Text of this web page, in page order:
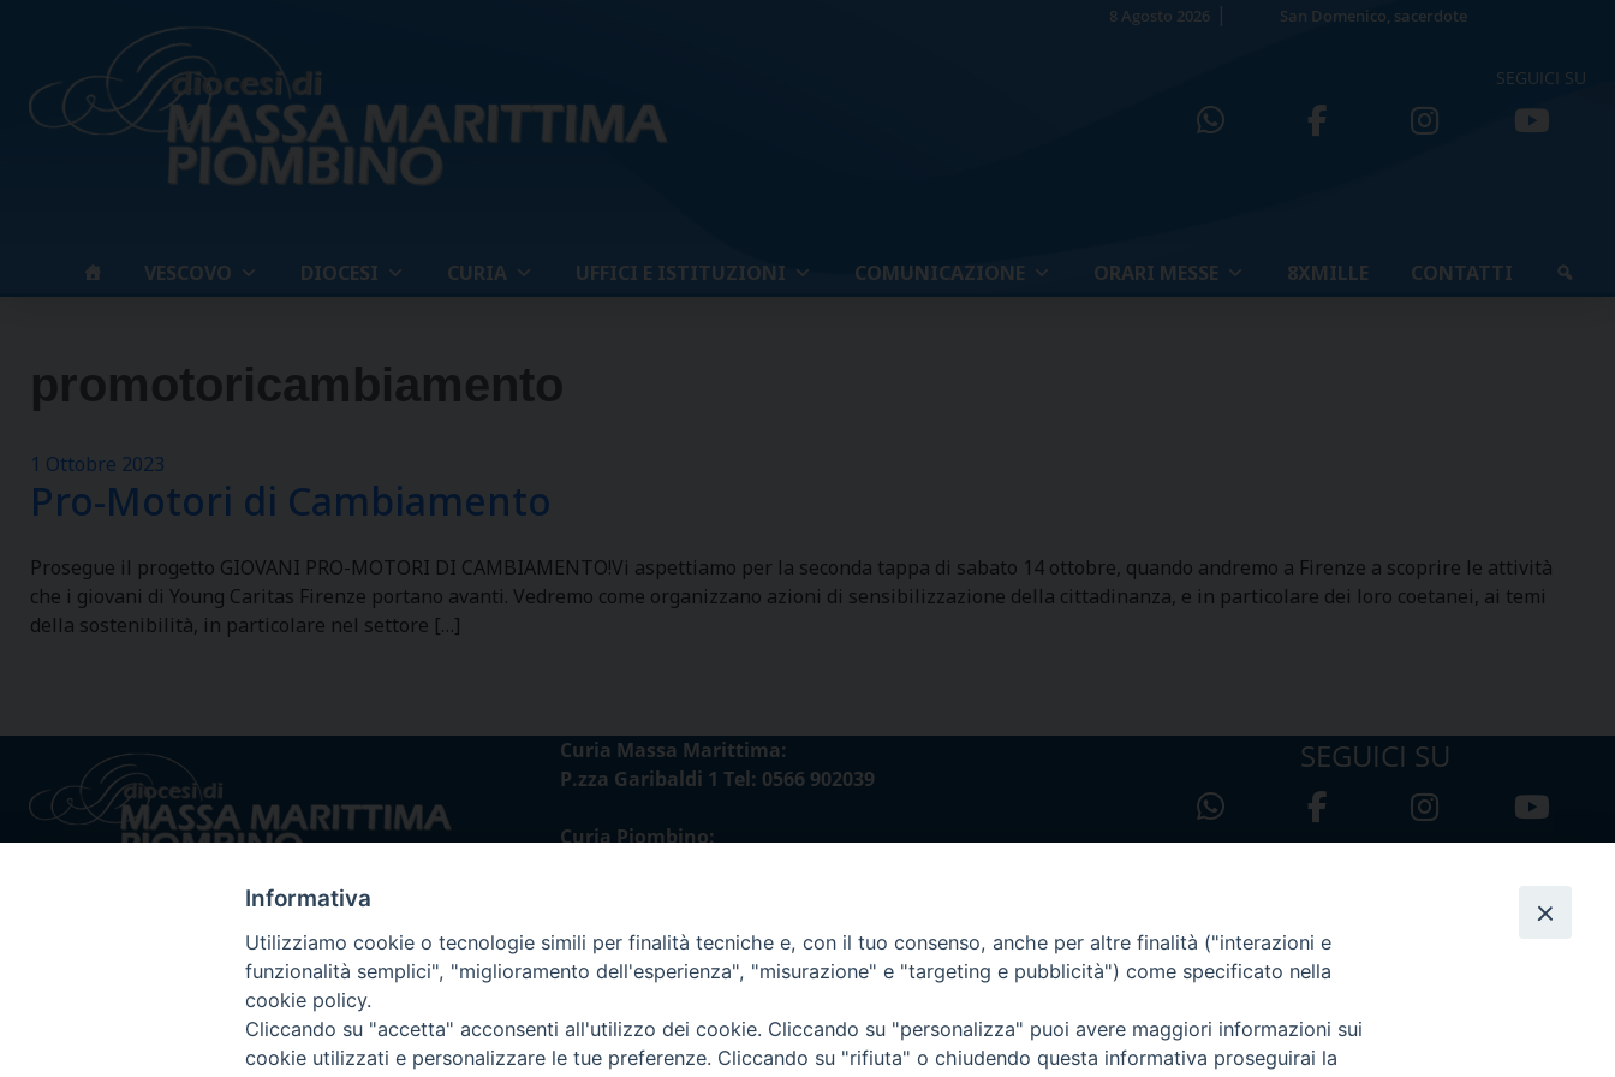
8 Agosto 2026 San Domenico, sacerdote
SEGUICI SU
VESCOVO DIOCESI CURIA UFFICI E ISTITUZIONI COMUNICAZIONE ORARI MESSE 8XMILLE CONTATTI
promotoricambiamento
1 Ottobre 2023
Pro-Motori di Cambiamento
Prosegue il progetto GIOVANI PRO-MOTORI DI CAMBIAMENTO!Vi aspettiamo per la seconda tappa di sabato 14 ottobre, quando andremo a Firenze a scoprire le attività
che i giovani di Young Caritas Firenze portano avanti. Vedremo come organizzano azioni di sensibilizzazione della cittadinanza, e in particolare dei loro coetanei, ai temi
della sostenibilità, in particolare nel settore […]
Curia Massa Marittima:
P.zza Garibaldi 1 Tel: 0566 902039
Curia Piombino:
curia@diocesimassamarittima.it
SEGUICI SU
Privacy policy - trasparenza © 2024 Diocesi di Massa Marittima - Piombino
Informativa
Utilizziamo cookie o tecnologie simili per finalità tecniche e, con il tuo consenso, anche per altre finalità ("interazioni e
funzionalità semplici", "miglioramento dell'esperienza", "misurazione" e "targeting e pubblicità") come specificato nella
cookie policy.
Cliccando su "accetta" acconsenti all'utilizzo dei cookie. Cliccando su "personalizza" puoi avere maggiori informazioni sui
cookie utilizzati e personalizzare le tue preferenze. Cliccando su "rifiuta" o chiudendo questa informativa proseguirai la